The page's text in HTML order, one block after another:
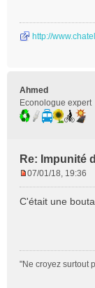
http://
Ahmed
Econologue expert
Re: Impunité
s
07/01/18, 19:36
C'était une
"Ne croyez surtout